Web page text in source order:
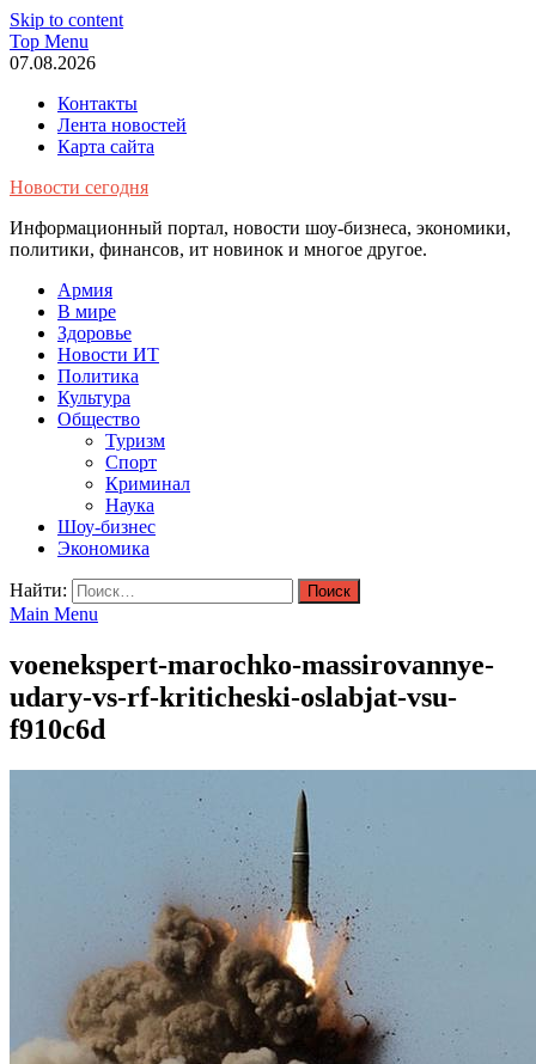
Skip to content
Top Menu
07.08.2026
Контакты
Лента новостей
Карта сайта
Новости сегодня
Информационный портал, новости шоу-бизнеса, экономики,
политики, финансов, ит новинок и многое другое.
Армия
В мире
Здоровье
Новости ИТ
Политика
Культура
Общество
Туризм
Спорт
Криминал
Наука
Шоу-бизнес
Экономика
Найти:
Main Menu
voenekspert-marochko-massirovannye-
udary-vs-rf-kriticheski-oslabjat-vsu-
f910c6d